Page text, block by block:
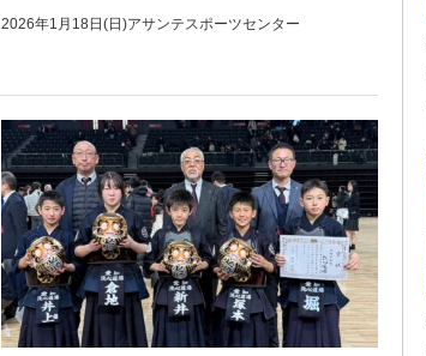
2026年1月18日(日)アサンテスポーツセンター